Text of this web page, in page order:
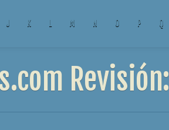
J K L M N O P Q
Revisión: